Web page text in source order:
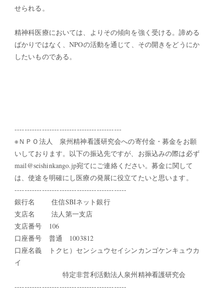
せられる。
精神科医療においては、よりその傾向を強く受ける。諦める
ばかりではなく、NPOの活動を通じて、その開きをどうにか
したいものである。
-------------------------------------------
※ＮＰＯ法人 泉州精神看護研究会への寄付金・募金をお願
いしております。以下の振込先ですが、お振込みの際は必ず
mail@seishinkango.jp宛てにご連絡ください。募金に関して
は、使途を明確にし医療の発展に役立てたいと思います。
---------------------------------------------
銀行名 住信SBIネット銀行
支店名 法人第一支店
支店番号 106
口座番号 普通 1003812
口座名義 トクヒ）センシュウセイシンカンゴケンキュウカ
イ
特定非営利活動法人泉州精神看護研究会
---------------------------------------------